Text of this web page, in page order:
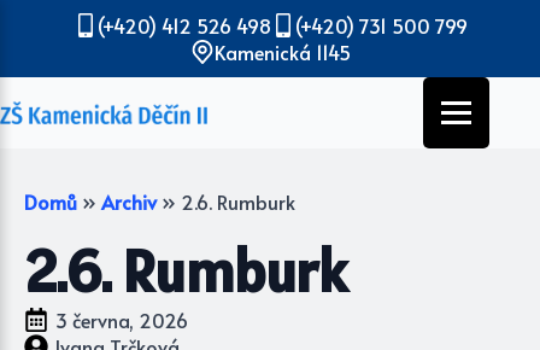
(+420) 412 526 498
(+420) 731 500 799
Kamenická 1145
Domů » Archiv » 2.6. Rumburk
2.6. Rumburk
3 června, 2026